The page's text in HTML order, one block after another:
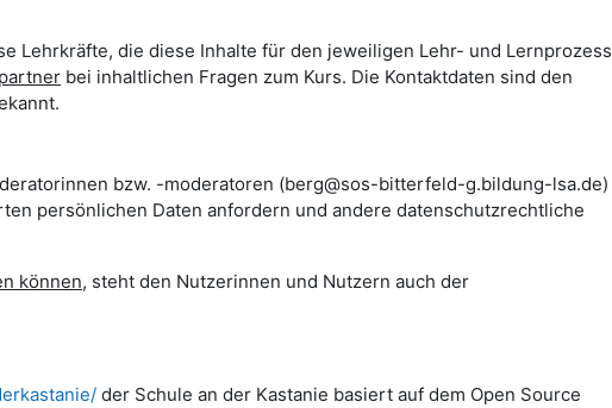
Lehrkräfte, die diese Inhalte für den jeweiligen Lehr- und Lernprozess
bei inhaltlichen Fragen zum Kurs. Die Kontaktdaten sind den
bzw. -moderatoren (berg@sos-bitterfeld-g.bildung-lsa.de)
persönlichen Daten anfordern und andere datenschutzrechtliche
können, steht den Nutzerinnen und Nutzern auch der
der Schule an der Kastanie basiert auf dem Open Source